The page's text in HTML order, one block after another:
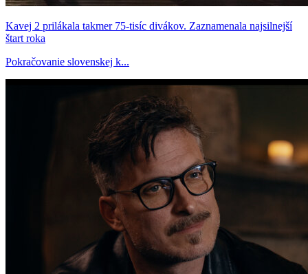
Kavej 2 prilákala takmer 75-tisíc divákov. Zaznamenala najsilnejší
štart roka
Pokračovanie slovenskej k...